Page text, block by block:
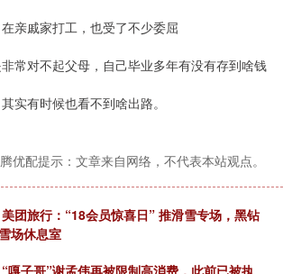
亲戚家打工，也受了不少委屈
常对不起父母，自己毕业多年有没有存到啥钱
实有时候也看不到啥出路。
优配提示：文章来自网络，不代表本站观点。
团旅行：“18会员惊喜日” 推滑雪专场，黑钻
场休息室